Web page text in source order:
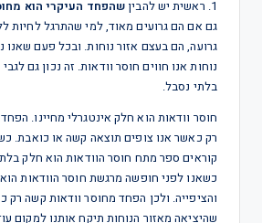
1. ראשית יש להבין
שהפחד העיקרי הוא
גם אם הם גרועים מאוד, למי שהתרגל לחיות
גרועה, הם בעצם אזור נוחות. ובכל פעם שאנו
נוחות אנו חווים חוסר וודאות. זה נכון גם
בלתי נסבל.
חוסר וודאות הוא חלק אינטגרלי מחיינו.
רק כאשר אנו צופים תוצאה קשה או כואבת.
קוראים ספר מתח חוסר הוודאות הוא חלק
כשאנו לפני חופשה מרגשת חוסר הוודאות
והציפייה. ולכן הפחד מחוסר וודאות קשה רק
שהיציאה מאזור הנוחות תיקח אותנו למקום